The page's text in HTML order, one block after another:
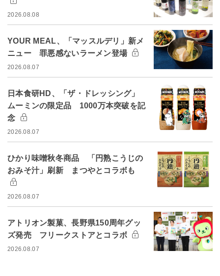
2026.08.08
YOUR MEAL、「マッスルデリ」新メ
ニュー 罪悪感ないラーメン登場
2026.08.07
日本食研HD、「ザ・ドレッシング」
ムーミンの限定品 1000万本突破を記
念
2026.08.07
ひかり味噌秋冬商品 「円熟こうじの
おみそ汁」刷新 まつやとコラボも
2026.08.07
アトリオン製菓、長野県150周年グッ
ズ発売 フリークストアとコラボ
2026.08.07